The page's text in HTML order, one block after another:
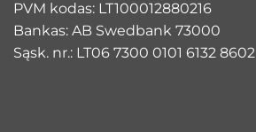
PVM kodas: LT100012880216
Bankas: AB Swedbank 73000
Sąsk. nr.: LT06 7300 0101 6132 8602